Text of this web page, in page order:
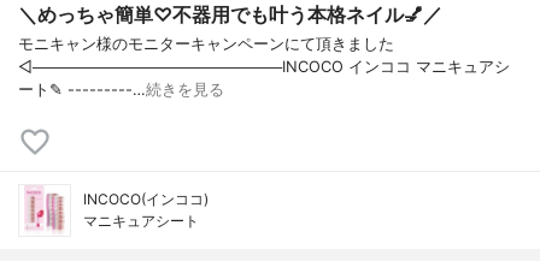
＼めっちゃ簡単♡不器用でも叶う本格ネイル💅／
モニキャン様のモニターキャンペーンにて頂きました
◁───────────────────────INCOCO インココ マニキュアシ
ート✎ ---------…続きを見る
INCOCO(インココ)
マニキュアシート